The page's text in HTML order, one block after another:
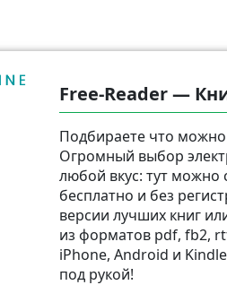
Free-Reader —
Подбираете что
Огромный выбор
любой вкус: тут можно
бесплатно и без
версии лучших книг
из форматов pdf, fb2,
iPhone, Android и
под рукой!